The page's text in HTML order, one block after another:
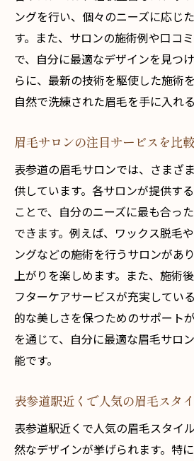
ングを行い、個々のニーズに応じ
す。また、サロンの施術例や口コ
で、自分に最適なデザインを見つ
らに、最新の技術を駆使した施術
自然で洗練された眉毛を手に入れ
眉毛サロンの注目サービスを比較
表参道の眉毛サロンでは、さまざ
供しています。各サロンが提供す
ことで、自分のニーズに最も合っ
できます。例えば、ワックス脱毛
ングなどの施術を行うサロンがあ
上がりを楽しめます。また、施術
フターケアサービスが充実してい
的な美しさを保つためのサポート
を通じて、自分に最適な眉毛サロ
能です。
表参道駅近くで人気の眉毛スタ
表参道駅近くで人気の眉毛スタイ
然なデザインが挙げられます。特